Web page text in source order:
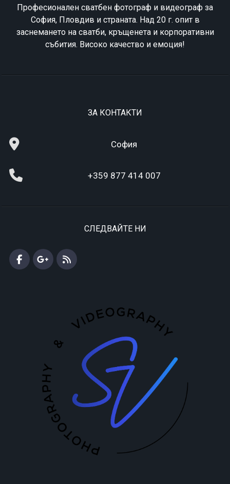
Професионален сватбен фотограф и видеограф за
София, Пловдив и страната. Над 20 г. опит в
заснемането на сватби, кръщенета и корпоративни
събития. Високо качество и емоция!
ЗА КОНТАКТИ
София
+359 877 414 007
СЛЕДВАЙТЕ НИ